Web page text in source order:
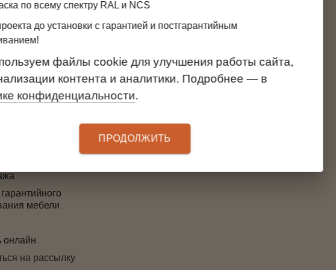
оплаты
лояльности
и денежных
мебели
онлайн
на рассылку
Замер
3D-проект дверей
Бесплатный 3D-проект
по всему спектру RAL и NCS
до установки с гарантией и постгарантийным
файлы cookie для улучшения работы сайта,
контента и аналитики. Подробнее — в
конфиденциальности.
ПРОДОЛЖИТЬ